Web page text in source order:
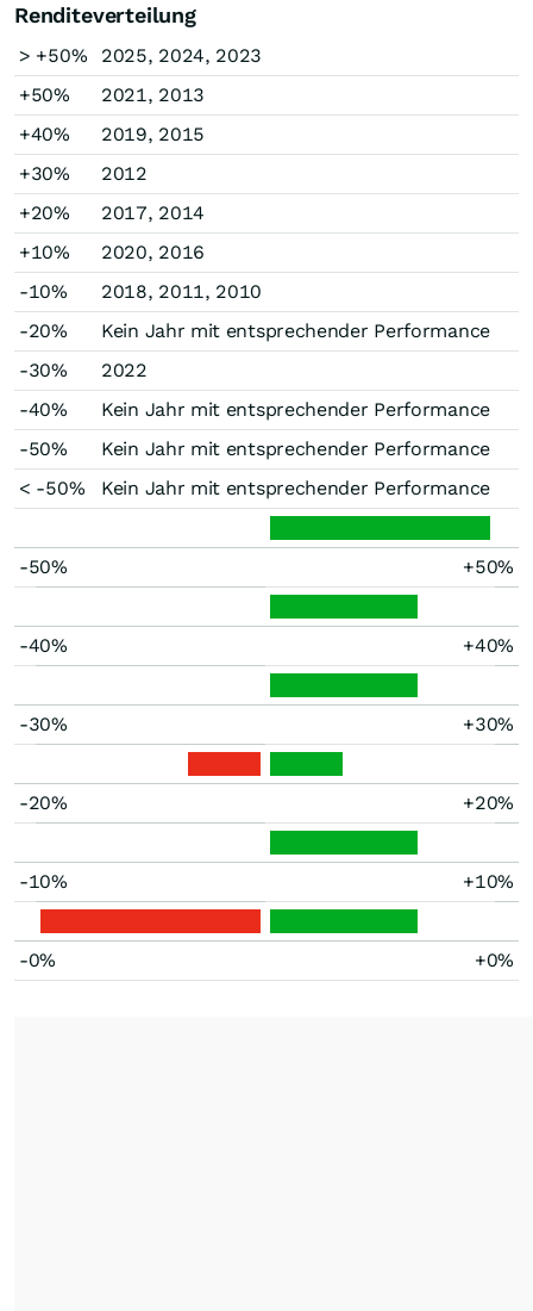
Renditeverteilung
> +50%
2025, 2024, 2023
+50%
2021, 2013
+40%
2019, 2015
+30%
2012
+20%
2017, 2014
+10%
2020, 2016
-10%
2018, 2011, 2010
-20%
Kein Jahr mit entsprechender Performance
-30%
2022
-40%
Kein Jahr mit entsprechender Performance
-50%
Kein Jahr mit entsprechender Performance
< -50%
Kein Jahr mit entsprechender Performance
-50% +50%
-40% +40%
-30% +30%
-20% +20%
-10% +10%
-0% +0%